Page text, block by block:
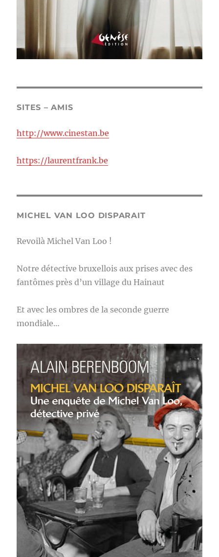
SITES – AMIS
http://www.cinestan.be
https://laurentfrank.be
MICHEL VAN LOO DISPARAIT
Revoilà Michel Van Loo !
Notre détective bruxellois aux prises avec des
fantômes près d’un village du Hainaut
Et avec les ombres de la seconde guerre
mondiale…